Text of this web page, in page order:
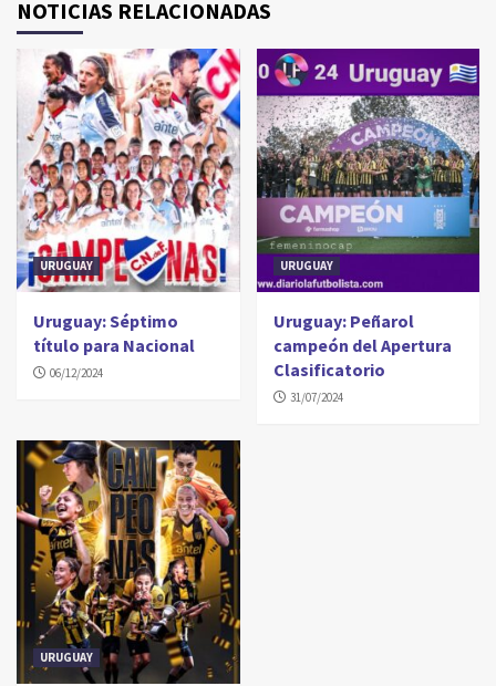
NOTICIAS RELACIONADAS
URUGUAY
Uruguay: Séptimo
título para Nacional
06/12/2024
URUGUAY
Uruguay: Peñarol
campeón del Apertura
Clasificatorio
31/07/2024
URUGUAY